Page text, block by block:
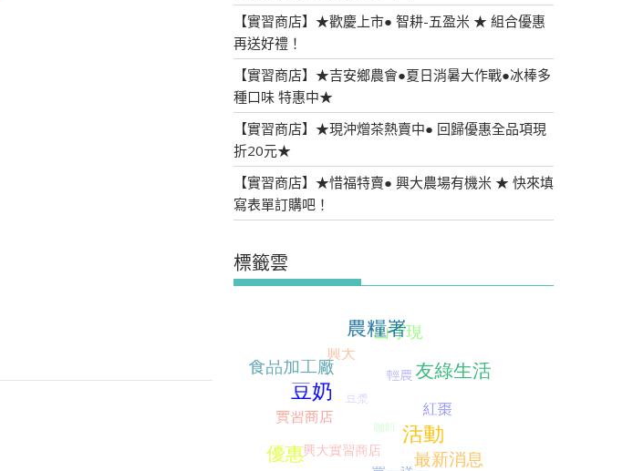
【實習商店】★歡慶上市● 智耕-五盈米 ★ 組合優惠
再送好禮！
【實習商店】★吉安鄉農會●夏日消暑大作戰●冰棒多
種口味 特惠中★
【實習商店】★現沖熷茶熱賣中● 回歸優惠全品項現
折20元★
【實習商店】★惜福特賣● 興大農場有機米 ★ 快來填
寫表單訂購吧！
標籤雲